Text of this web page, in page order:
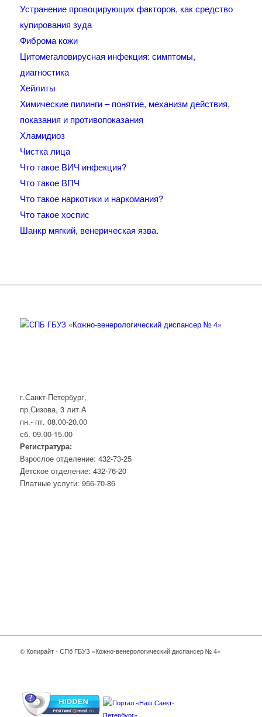
Устранение провоцирующих факторов, как средство
купирования зуда
Фиброма кожи
Цитомегаловирусная инфекция: симптомы,
диагностика
Хейлиты
Химические пилинги – понятие, механизм действия,
показания и противопоказания
Хламидиоз
Чистка лица
Что такое ВИЧ инфекция?
Что такое ВПЧ
Что такое наркотики и наркомания?
Что такое хоспис
Шанкр мягкий, венерическая язва.
г.Санкт-Петербург,
пр.Сизова, 3 лит.А
пн.- пт. 08.00-20.00
сб. 09.00-15.00
Регистратура:
Взрослое отделение: 432-73-25
Детское отделение: 432-76-20
Платные услуги: 956-70-86
© Копирайт - СПб ГБУЗ «Кожно-венерологический диспансер № 4»